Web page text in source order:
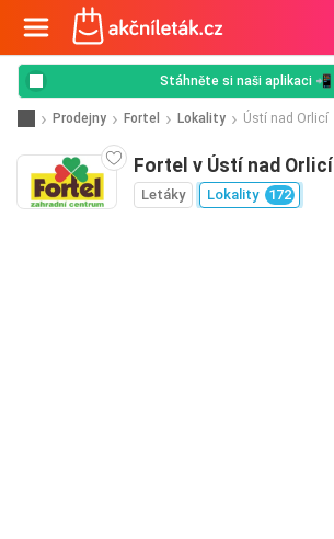
Stáhněte si naši aplikaci 📲
Prodejny Fortel Lokality Ústí nad Orlicí
Fortel v Ústí nad Orlicí
Letáky Lokality 172